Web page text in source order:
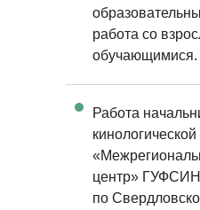
работа со
обучающимися.
Работа
центр»
по